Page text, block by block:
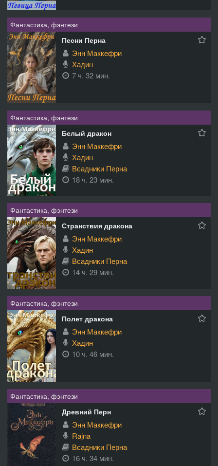
Фантастика, фэнтези
Песни Перна
Энн Маккефри
Хадин
7 ч. 32 мин.
Фантастика, фэнтези
Белый дракон
Энн Маккефри
Хадин
Всадники Перна
18 ч. 23 мин.
Фантастика, фэнтези
Странствия дракона
Энн Маккефри
Хадин
Всадники Перна
14 ч. 29 мин.
Фантастика, фэнтези
Полет дракона
Энн Маккефри
Хадин
10 ч. 46 мин.
Фантастика, фэнтези
Древний Перн
Энн Маккефри
Rajna
Всадники Перна
16 ч. 34 мин.